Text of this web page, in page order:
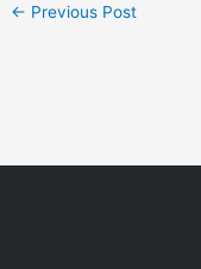
← Previous Post